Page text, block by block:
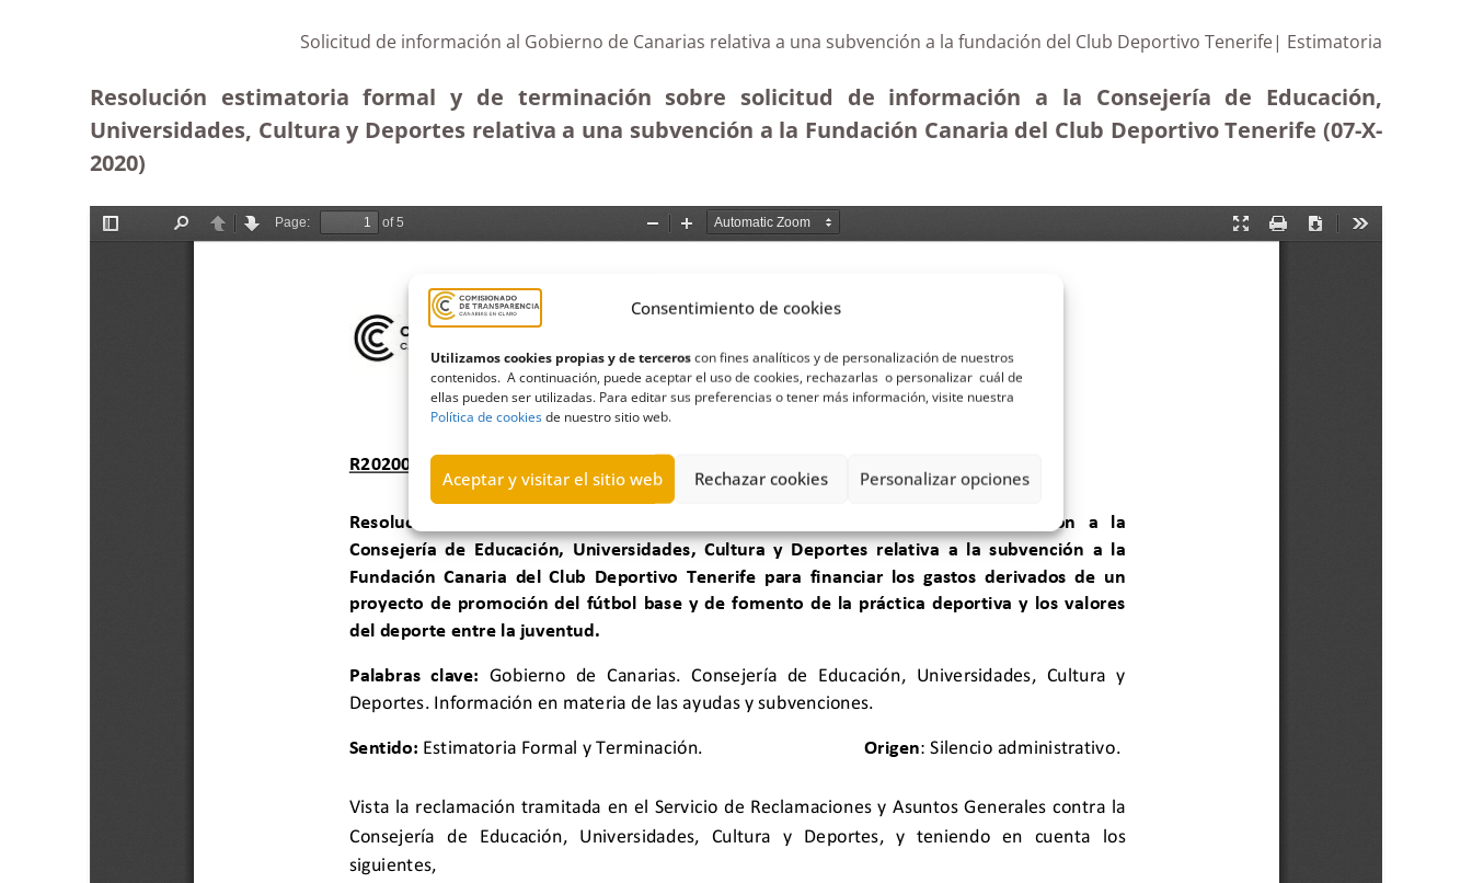
Consentimiento de cookies
Utilizamos cookies propias y de terceroscon fines analíticos y de personalización de nuestros
contenidos. A continuación, puede aceptar el uso de cookies, rechazarlas o personalizar cuál de
ellas pueden ser utilizadas. Para editar sus preferencias o tener más información, visite nuestra
Política de cookiesde nuestro sitio web.
Aceptar y visitar el sitio web Rechazar cookies Personalizar opciones
Solicitud de información al Gobierno de Canarias relativa a una subvención a la fundación del Club Deportivo Tenerife| Estimatoria
Resolución estimatoria formal y de terminación sobre solicitud de información a la Consejería de Educación,
Universidades, Cultura y Deportes relativa a una subvención a la Fundación Canaria del Club Deportivo Tenerife (07-X-
2020)